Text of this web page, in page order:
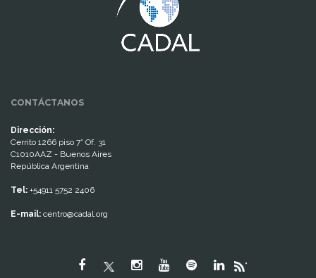
CONTÁCTANOS
Dirección:
Cerrito 1266 piso 7° Of. 31
C1010AAZ - Buenos Aires
República Argentina
Tel: +54911 5752 2406
E-mail: centro@cadal.org
"